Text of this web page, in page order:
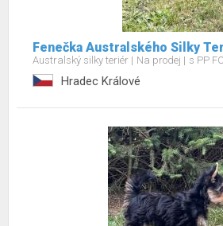
Fenečka Australského Silky
Australský silky teriér Na prodej s PP
Hradec Králové